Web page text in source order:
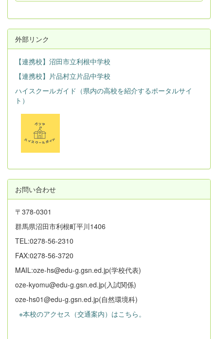
外部リンク
【連携校】沼田市立利根中学校
【連携校】片品村立片品中学校
ハイスクールガイド（県内の高校を紹介するポータルサイ
ト）
お問い合わせ
〒378-0301
群馬県沼田市利根町平川1406
TEL:0278-56-2310
FAX:0278-56-3720
MAIL:oze-hs@edu-g.gsn.ed.jp(学校代表)
oze-kyomu@edu-g.gsn.ed.jp(入試関係)
oze-hs01@edu-g.gsn.ed.jp(自然環境科)
※本校のアクセス（交通案内）はこちら。